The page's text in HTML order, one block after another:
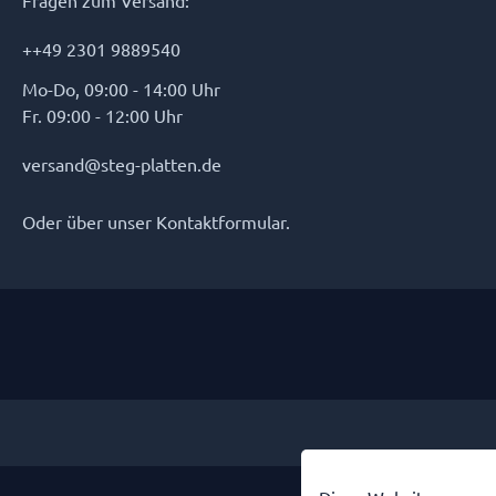
++49 2301 9889540
Mo-Do, 09:00 - 14:00 Uhr
Fr. 09:00 - 12:00 Uhr
versand@steg-platten.de
Oder über unser Kontaktformular.